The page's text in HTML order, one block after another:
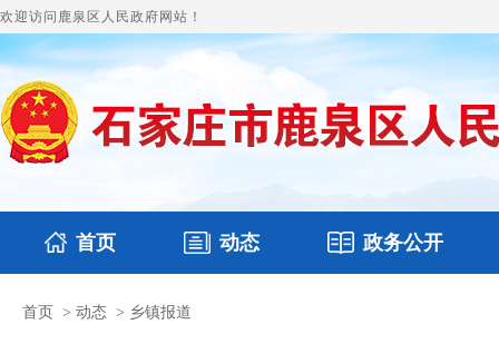
欢迎访问鹿泉区人民政府网站！
首页 动态
国务要闻
政务公开
本区文件
首页 > 动态 > 乡镇报道